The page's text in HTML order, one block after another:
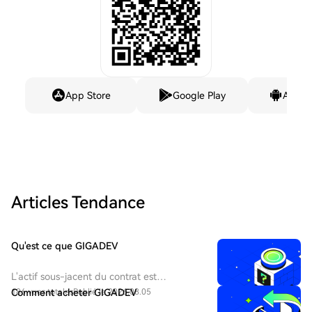
App Store Google Play
Articles Tendance
Qu'est ce que GIGADEV
L'actif sous-jacent du contrat est
GigaDevice Semiconductor Inc. - actions H
186 vues totalesPublié le 2026.08.05
Comment acheter GIGADEV